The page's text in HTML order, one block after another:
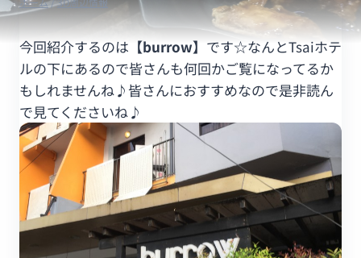
今回紹介するのは 【burrow】 です☆なんとTsaiホテ
ルの下にあるので皆さんも何回かご覧になってるか
もしれませんね♪皆さんにおすすめなので是非読ん
で見てくださいね♪